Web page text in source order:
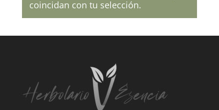
coincidan con tu selección.